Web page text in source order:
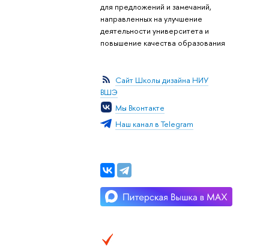
для предложений и замечаний,
направленных на улучшение
деятельности университета и
повышение качества образования
Сайт Школы дизайна НИУ
ВШЭ
Мы Вконтакте
Наш канал в Telegram